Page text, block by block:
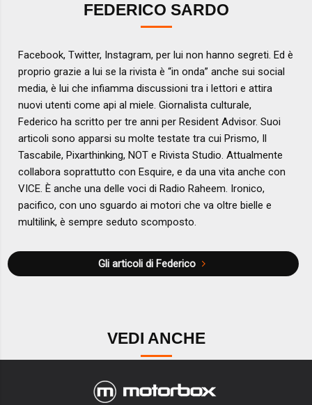
FEDERICO SARDO
Facebook, Twitter, Instagram, per lui non hanno segreti. Ed è
proprio grazie a lui se la rivista è “in onda” anche sui social
media, è lui che infiamma discussioni tra i lettori e attira
nuovi utenti come api al miele. Giornalista culturale,
Federico ha scritto per tre anni per Resident Advisor. Suoi
articoli sono apparsi su molte testate tra cui Prismo, Il
Tascabile, Pixarthinking, NOT e Rivista Studio. Attualmente
collabora soprattutto con Esquire, e da una vita anche con
VICE. È anche una delle voci di Radio Raheem. Ironico,
pacifico, con uno sguardo ai motori che va oltre bielle e
multilink, è sempre seduto scomposto.
Gli articoli di Federico
VEDI ANCHE